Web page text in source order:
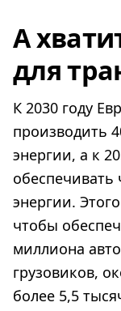
А
для
К 2030 году
производить
энергии, а к
обеспечивать
энергии.
чтобы
миллиона
грузовиков,
более 5,5